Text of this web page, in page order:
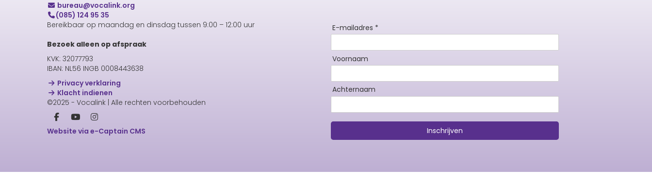
uaerub@vocalink.org
(085) 124 95 35
Bereikbaar op maandag en dinsdag tussen 9:00 – 12:00 uur
Bezoek alleen op afspraak
KVK: 32077793
IBAN: NL56 INGB 0008443638
Privacy verklaring
Klacht indienen
©2025 - Vocalink | Alle rechten voorbehouden
Website via e-Captain CMS
E-mailadres *
Voornaam
Achternaam
Inschrijven